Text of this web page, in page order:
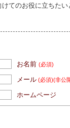
てのお役に立ちた
お名前 (必須)
メール (必須)(非公
ホームページ